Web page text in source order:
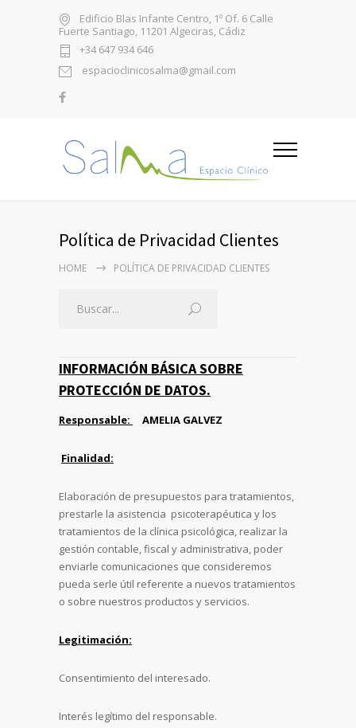
Edificio Blas Infante Centro, 1º Of. 6 Calle
Fuerte Santiago, 11201 Algeciras, Cádiz
+34 647 934 646
espacioclinicosalma@gmail.com
Política de Privacidad Clientes
HOME POLÍTICA DE PRIVACIDAD CLIENTES
INFORMACIÓN BÁSICA SOBRE
PROTECCIÓN DE DATOS.
Responsable: AMELIA GALVEZ
Finalidad:
Elaboración de presupuestos para tratamientos,
prestarle la asistencia psicoterapéutica y los
tratamientos de la clínica psicológica, realizar la
gestión contable, fiscal y administrativa, poder
enviarle comunicaciones que consideremos
pueda serle útil referente a nuevos tratamientos
o sobre nuestros productos y servicios.
Legitimación:
Consentimiento del interesado.
Interés legítimo del responsable.